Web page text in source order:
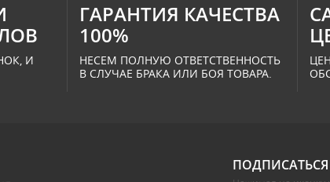
И
ГАРАНТИЯ КАЧЕСТВА
100%
НЕСЕМ ПОЛНУЮ ОТВЕТСТВЕННОСТЬ
В СЛУЧАЕ БРАКА ИЛИ БОЯ ТОВАРА.